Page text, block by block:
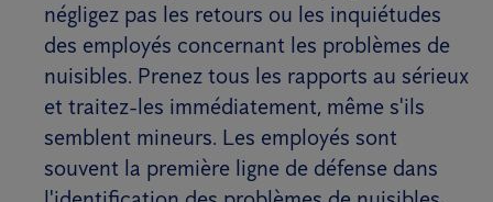
négligez pas les retours ou les inquiétudes
des employés concernant les problèmes de
nuisibles. Prenez tous les rapports au sérieux
et traitez-les immédiatement, même s'ils
semblent mineurs. Les employés sont
souvent la première ligne de défense dans